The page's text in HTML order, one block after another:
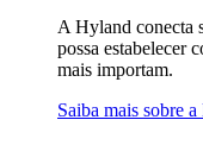
A Hyland conecta
possa estabelecer
mais importam.
Saiba mais sobre